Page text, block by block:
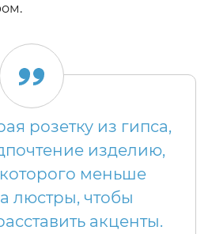
розетку из гипса,
изделию,
меньше
люстры, чтобы
акценты.